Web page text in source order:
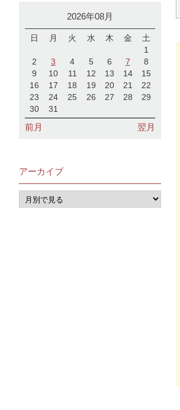
2026年08月
日 月 火 水 木 金
土
1
2
3 4 5 6 7
8
9
10 11 12 13 14
15
16
17 18 19 20 21
22
23
24 25 26 27 28
29
30
31
前月 翌月
アーカイブ